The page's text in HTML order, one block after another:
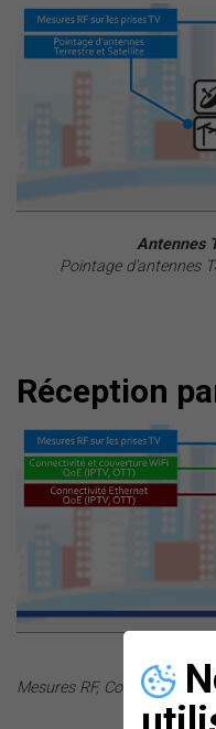
Antennes
Pointage d'antennes
Réception
TV par
Mesures RF, Connectivité et